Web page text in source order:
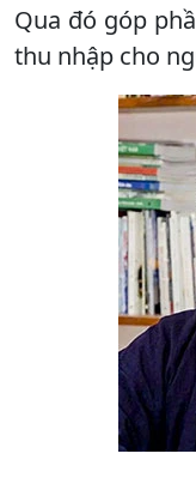
Qua đó góp
thu nhập cho